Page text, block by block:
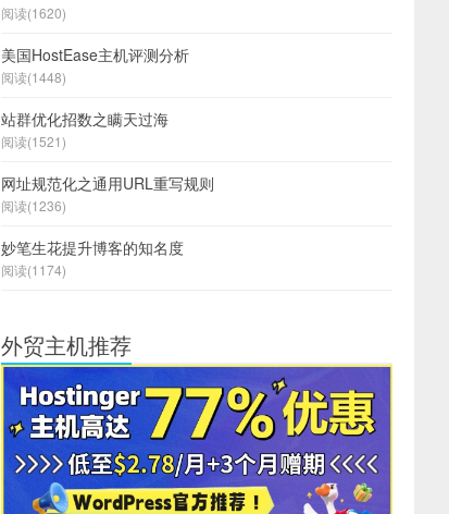
阅读(1620)
美国HostEase主机评测分析
阅读(1448)
站群优化招数之瞒天过海
阅读(1521)
网址规范化之通用URL重写规则
阅读(1236)
妙笔生花提升博客的知名度
阅读(1174)
外贸主机推荐